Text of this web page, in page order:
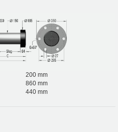
200 mm
860 mm
440 mm